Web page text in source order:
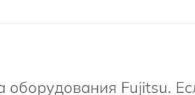
Fujitsu.